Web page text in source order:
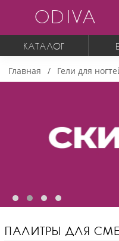
ODIVA
КАТАЛОГ
Главная Гели для
ПАЛИТРЫ ДЛЯ